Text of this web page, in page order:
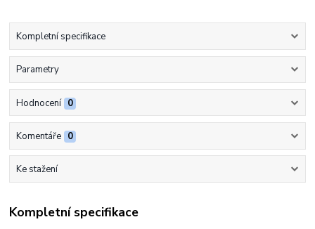
Kompletní specifikace
Parametry
Hodnocení 0
Komentáře 0
Ke stažení
Kompletní specifikace